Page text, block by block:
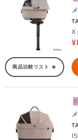
X
商品比較リスト